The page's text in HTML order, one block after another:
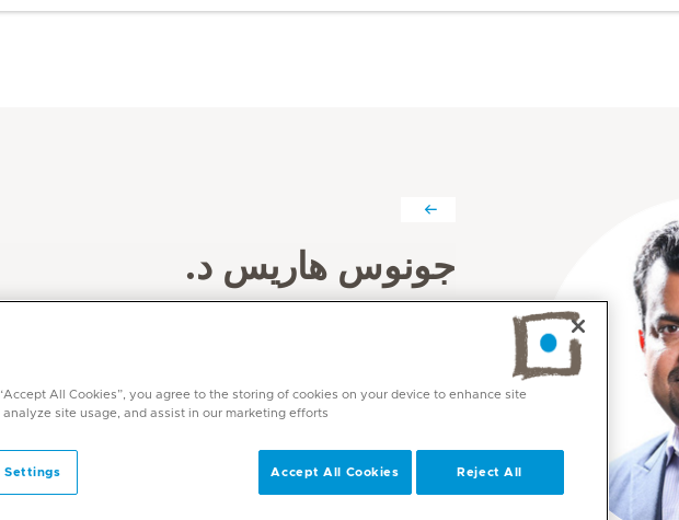
جونوس هاريس د.
الإنجليزية والمالايالامية وقيادة العمل للعربية والهندية والتام
All Cookies”, you agree to the storing of cookies on your device to enhance site
analyze site usage, and assist in our marketing efforts.
Settings Reject All
Accept All Cookies